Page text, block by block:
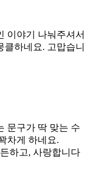
이야기 나눠주셔서
클하네요. 고맙습니
문구가 딱 맞는 수
차게 하네요.
하고, 사랑합니다